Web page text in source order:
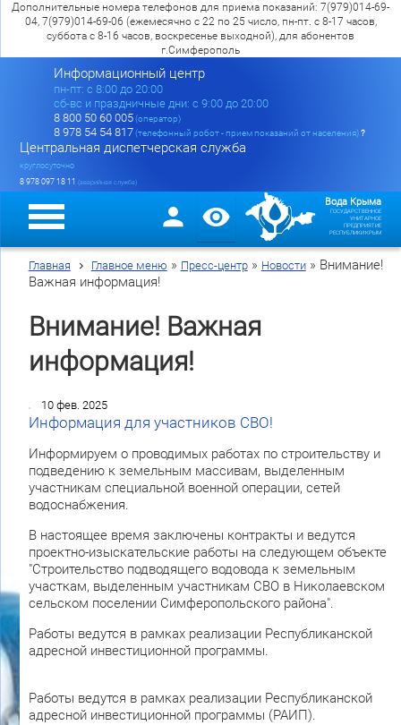
Дополнительные номера телефонов для приема показаний: 7(979)014-69-
04, 7(979)014-69-06 (ежемесячно с 22 по 25 число, пн-пт. с 8-17 часов,
суббота с 8-16 часов, воскресенье выходной), для абонентов
г.Симферополь
Информационный центр
пн-пт: c 8:00 до 20:00
сб-вс и праздничные дни: с 9:00 до 20:00
8 800 50 60 005(оператор)
8 978 54 54 817(телефонный робот - прием показаний от населения)?
Центральная диспетчерская служба
круглосуточно
8 978 097 18 11 (аварийная служба)
Вода Крыма
ГОСУДАРСТВЕННОЕ
УНИТАРНОЕ
ПРЕДПРИЯТИЕ
РЕСПУБЛИКИ КРЫМ
Главная Главное меню » Пресс-центр» Новости» Внимание!
Важная информация!
Внимание! Важная
информация!
10 фев. 2025
Информация для участников СВО!
Информируем о проводимых работах по строительству и
подведению к земельным массивам, выделенным
участникам специальной военной операции, сетей
водоснабжения.
В настоящее время заключены контракты и ведутся
проектно-изыскательские работы на следующем объекте
"Строительство подводящего водовода к земельным
участкам, выделенным участникам СВО в Николаевском
сельском поселении Симферопольского района".
Работы ведутся в рамках реализации Республиканской
адресной инвестиционной программы.
Работы ведутся в рамках реализации Республиканской
адресной инвестиционной программы (РАИП).